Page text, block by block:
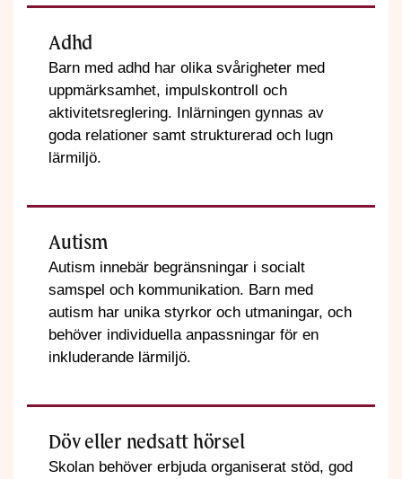
Adhd
Barn med adhd har olika svårigheter med
uppmärksamhet, impulskontroll och
aktivitetsreglering. Inlärningen gynnas av
goda relationer samt strukturerad och lugn
lärmiljö.
Autism
Autism innebär begränsningar i socialt
samspel och kommunikation. Barn med
autism har unika styrkor och utmaningar, och
behöver individuella anpassningar för en
inkluderande lärmiljö.
Döv eller nedsatt hörsel
Skolan behöver erbjuda organiserat stöd, god